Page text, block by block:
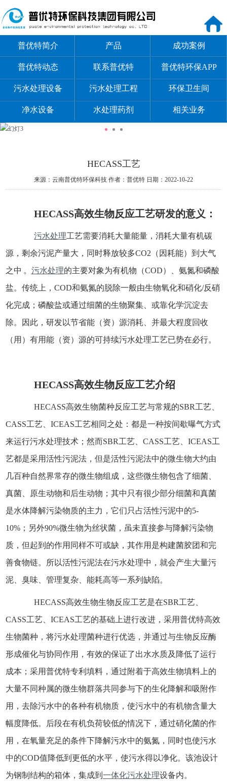
普优特简介 产品 成功案例
普优特动态 联系普优特 普优特环保APP
污水处理设备 污水处理工程 环保卫生间
净水设备 水处理药剂 相关业务
HECASS工艺
来源：云南普优特环保科技 作者：普优特 日期：2022-10-22
HECASS高效生物反应工艺研发的意义：
污水处理工艺需要消耗大量能量，消耗大量有机碳
源，剩余污泥产量大，同时释放较多CO2（因耗能）到大气
之中 。 污水处理的主要对象为有机物（COD）、氨氮和磷酸
盐。传统上，COD和氨氮的脱除一般由生物氧化和硝化/反硝
化完成；磷酸盐或通过细菌的生物聚集、或靠化学沉淀去
除。因此，研发以节省能（资）源消耗、并最大程度回收
（用）有用能（资）源的可持续污水处理工艺已势在必行。
HECASS高效生物反应工艺介绍
HECASS高效生物菌种反应工艺与常规的SBR工艺、
CASS工艺、ICEAS工艺相同之处：都是一种按间歇曝气方式
来运行污水处理技术；然而SBR工艺、CASS工艺、ICEAS工
艺都是采用活性污泥法，但是活性污泥法中的微生物大约由
几百种自然界常存的微生物组成，这些微生物包含了细菌、
真菌、原生动物和后生动物；其中只有很少部分细菌和真菌
是水体降解污染物质的主力，它们只占活性污泥中的5-
10%；另外90%微生物为丝状菌，虽未直接参与降解污染物
质，但起到的作用同样不可或缺，其作用是构建菌胶团和完
善食物链。所以活性污泥法在污水处理中，就会产生大量污
泥、臭味、管理复杂、能耗高等一系列缺陷。
HECASS高效生物生物反应工艺是在SBR工艺、
CASS工艺、ICEAS工艺的基础上进行改进，采用普优特高效
生物菌种，将污水处理菌种进行优选，并通过与生物反应酶
形成催化与协同作用，有效的保证了出水水质及降低了运行
成本；采用普优特专利填料，通过附着于高效生物填料上的
大量不同种属的微生物群落共同参与下的生化降解和吸附作
用，去除污水中的各种有机物质，使污水中的有机物含量大
幅度降低。后段在有机负荷较低的情况下，通过硝化菌的作
用，在氧量充足的条件下降解污水中的氨氮，同时也使污水
中的COD值降低到更低的水平，使污水得以净化。该池设计
为钢制结构的箱体，集成到一体化污水处理设备内。